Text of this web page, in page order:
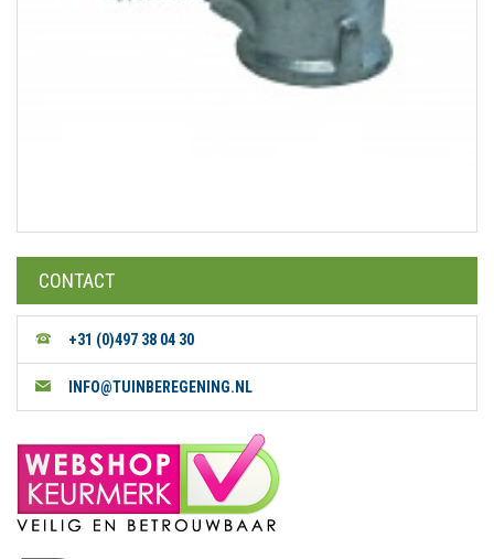
CONTACT
+31 (0)497 38 04 30
INFO@TUINBEREGENING.NL